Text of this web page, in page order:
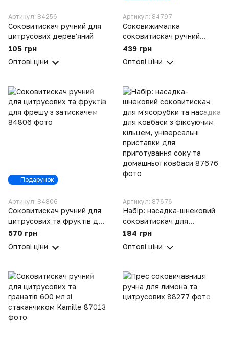
Артикул: 84256
Соковитискач ручний для
цитрусових дерев'яний
105 грн
Оптові ціни
Артикул: 84797
Соковижималка
cоковитискач ручний
шнековий
Guoyuan XD Design Manual
439 грн
Оптові ціни
Подарунок
Артикул: 84806
Соковитискач ручний для
цитрусових та фруктів для
фрешу з затискачем
570 грн
Оптові ціни
Артикул: 87676
Набір: насадка-шнековий
соковитискач для
м'ясорубки та насадка для
кільцем, універсальні
приготування соку та
домашньої ковбаси
184 грн
Оптові ціни